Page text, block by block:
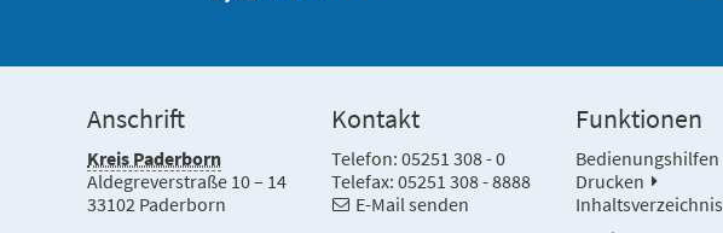
Anschrift
Kreis Paderborn
Aldegreverstraße 10 – 14
33102 Paderborn
Kontakt
Telefon: 05251 308 - 0
Telefax: 05251 308 - 8888
E-Mail senden
Funktionen
Bedienungshilfen
Drucken
Inhaltsverzeichnis